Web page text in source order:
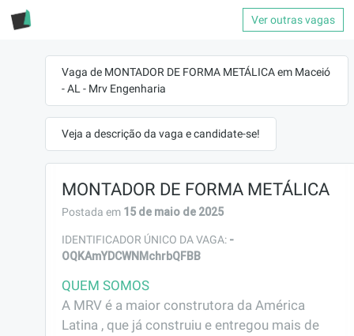
Ver outras vagas
Vaga de MONTADOR DE FORMA METÁLICA em Maceió
- AL - Mrv Engenharia
Veja a descrição da vaga e candidate-se!
MONTADOR DE FORMA METÁLICA
Postada em 15 de maio de 2025
IDENTIFICADOR ÚNICO DA VAGA: -
OQKAmYDCWNMchrbQFBB
QUEM SOMOS
A MRV é a maior construtora da América
Latina , que já construiu e entregou mais de